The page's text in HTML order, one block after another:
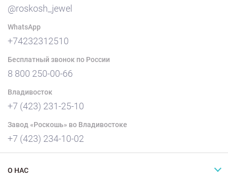
@roskosh_jewel
WhatsApp
+74232312510
Бесплатный звонок по России
8 800 250-00-66
Владивосток
+7 (423) 231-25-10
Завод «Роскошь» во Владивостоке
+7 (423) 234-10-02
О НАС